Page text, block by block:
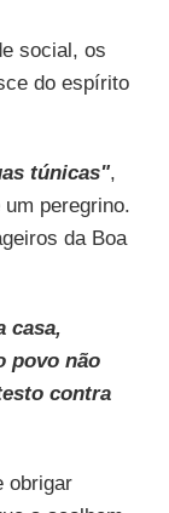
social, os
do espírito
túnicas",
peregrino.
da Boa
casa,
povo não
contra
obrigar